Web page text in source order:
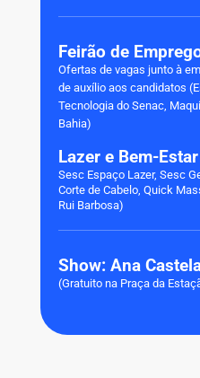
Feirão de
Ofertas de vagas junto à
de auxílio aos candidatos
Tecnologia do Senac,
Bahia)
Lazer e Bem-Estar
Sesc Espaço Lazer, Sesc
Corte de Cabelo, Quick
Rui Barbosa)
Show: Ana
(Gratuito na Praça da